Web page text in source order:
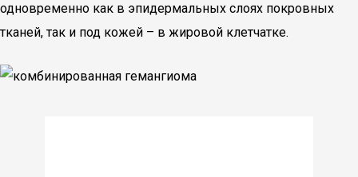
одновременно как в эпидермальных слоях покровных
тканей, так и под кожей – в жировой клетчатке.